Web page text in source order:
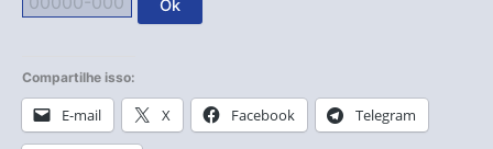
Ok
Compartilhe isso:
E-mail X Facebook Telegram